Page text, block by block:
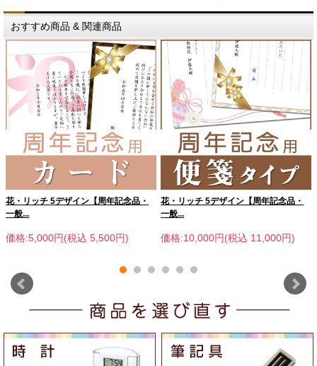
おすすめ商品 & 関連商品
花・リッチ 5デザイン【周年記念品・
一般...
価格:5,000円(税込 5,500円)
花・リッチ 5デザイン【周年記念品・
一般...
価格:10,000円(税込 11,000円)